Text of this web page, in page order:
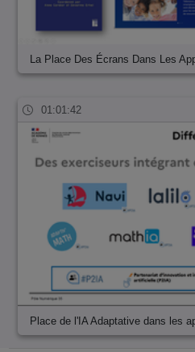
La Place Des Écrans Dans Les
01:01:42
Place de l'IA Adaptative dans les